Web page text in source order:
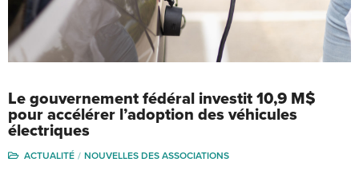
Le gouvernement fédéral investit 10,9 M$
pour accélérer l’adoption des véhicules
électriques
ACTUALITÉ NOUVELLES DES ASSOCIATIONS